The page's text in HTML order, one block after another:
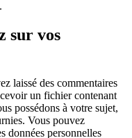
sur vos
laissé des commentaires
un fichier contenant
possédons à votre sujet,
Vous pouvez
données personnelles